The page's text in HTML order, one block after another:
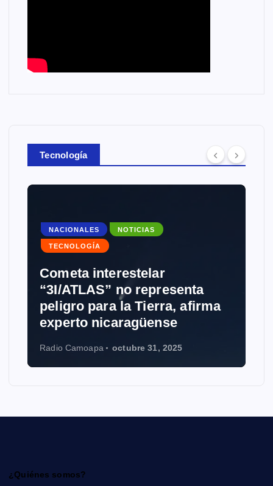
Tecnología
NACIONALES NOTICIAS
TECNOLOGÍA
Cometa interestelar
“3I/ATLAS” no representa
peligro para la Tierra, afirma
experto nicaragüense
Radio Camoapa octubre 31, 2025
¿Quiénes somos?